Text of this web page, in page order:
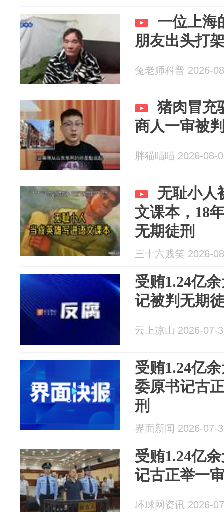
一位上海
朋友出头打
兔老师科普 2026-
猪肉冒充
商人一审被
胖猫喵喵 2026-08-
无耻小人
文课本，18
无期徒刑
三十六贱笑 2026-
受贿1.24亿
记被判无期
云上凉山 2026-07-
受贿1.24亿
委原书记古
刑
界面新闻 2026-07-
受贿1.24亿
记古正举一
环球网资讯 2026-